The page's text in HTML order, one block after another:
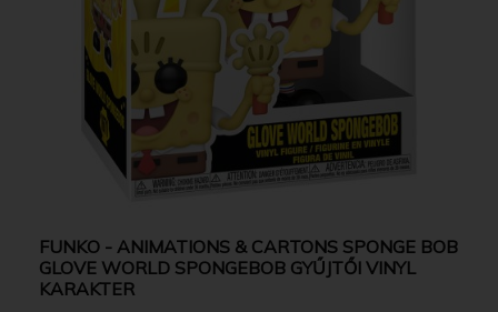
FUNKO - ANIMATIONS & CARTONS SPONGE BOB
GLOVE WORLD SPONGEBOB GYŰJTŐI VINYL
KARAKTER